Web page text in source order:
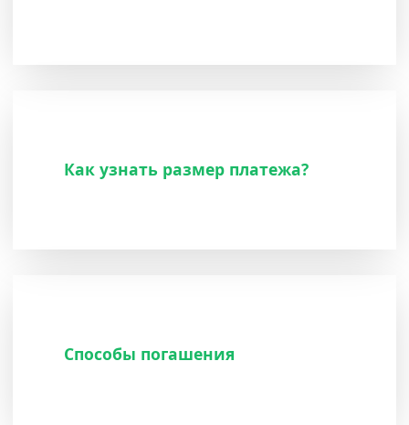
Как узнать размер платежа?
Способы погашения